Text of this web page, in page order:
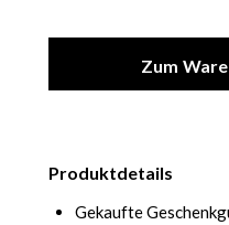
Produktdetails
Gekaufte